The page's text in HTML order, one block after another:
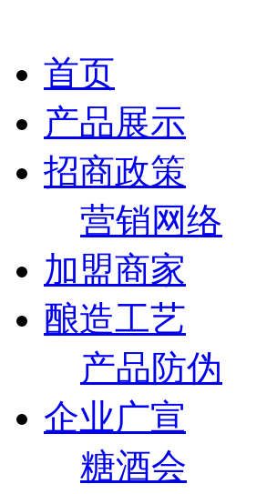
首页
产品展示
招商政策
营销网络
加盟商家
酿造工艺
产品防伪
企业广宣
糖酒会